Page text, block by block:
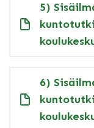
5)
6)